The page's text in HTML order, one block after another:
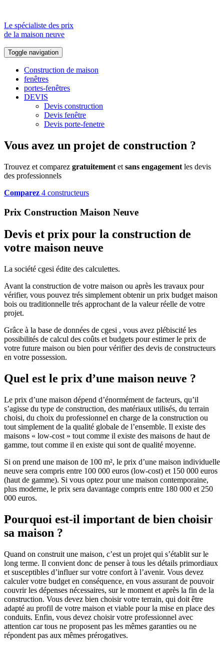
Le spécialiste des prix
de la maison neuve
Toggle navigation
Construction de maison
fenêtres
portes-fenêtres
DEVIS
Devis construction
Devis fenêtre
Devis porte-fenetre
Vous avez un projet de construction ?
Trouvez et comparez gratuitement et sans engagement les devis
des professionnels
Comparez 4 constructeurs
Prix Construction Maison Neuve
Devis et prix pour la construction de
votre maison neuve
La société cgesi édite des calculettes.
Avant la construction de votre maison ou après les travaux pour
vérifier, vous pouvez trés simplement obtenir un prix budget maison
bois ou traditionnelle trés approchant de la valeur réelle de votre
projet.
Grâce à la base de données de cgesi , vous avez plébiscité les
possibilités de calcul des coûts et budgets pour estimer le prix de
votre future maison ou bien pour vérifier des devis de constructeurs
en votre possession.
Quel est le prix d’une maison neuve ?
Le prix d’une maison dépend d’énormément de facteurs, qu’il
s’agisse du type de construction, des matériaux utilisés, du terrain
choisi, du choix du professionnel en charge de la construction ou
tout simplement de la qualité globale de l’ensemble. Il existe des
maisons « low-cost » tout comme il existe des maisons de haut de
gamme, tout comme il en existe qui sont de qualité moyenne.
Si on prend une maison de 100 m², le prix d’une maison individuelle
neuve sera compris entre 100 000 euros (low-cost) et 150 000 euros
(haut de gamme). Si vous optez pour une maison contemporaine,
plus moderne, le prix sera davantage compris entre 180 000 et 250
000 euros.
Pourquoi est-il important de bien choisir
sa maison ?
Quand on construit une maison, c’est un projet qui s’établit sur le
long terme. Il convient donc de penser à tous les détails primordiaux
et susceptibles d’influer sur votre confort à l’avenir. Vous devez
calculer votre budget en conséquence, en vous assurant de pouvoir
couvrir les dépenses nécessaires, sur le moment et après la fin de la
construction. Vous devez bien choisir votre terrain, qui doit être
adapté au profil de votre maison et viable pour la mise en place des
conduits. Enfin, vous devez choisir votre professionnel avec
attention car tous ne proposent pas les mêmes garanties ou ne
répondent pas aux mêmes prérogatives.